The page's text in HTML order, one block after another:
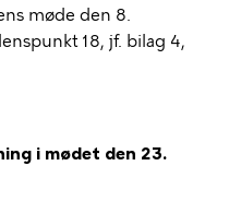
møde den 8.
18, jf. bilag 4,
i mødet den 23.